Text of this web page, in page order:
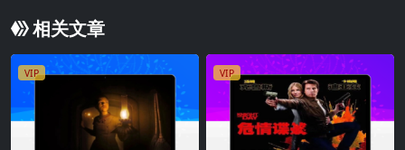
相关文章
VIP VIP